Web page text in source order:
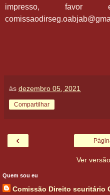
impresso, favor
às dezembro 05, 2021
Compartilhar
‹
Ver
Quem sou eu
Comissão Direito scuritário